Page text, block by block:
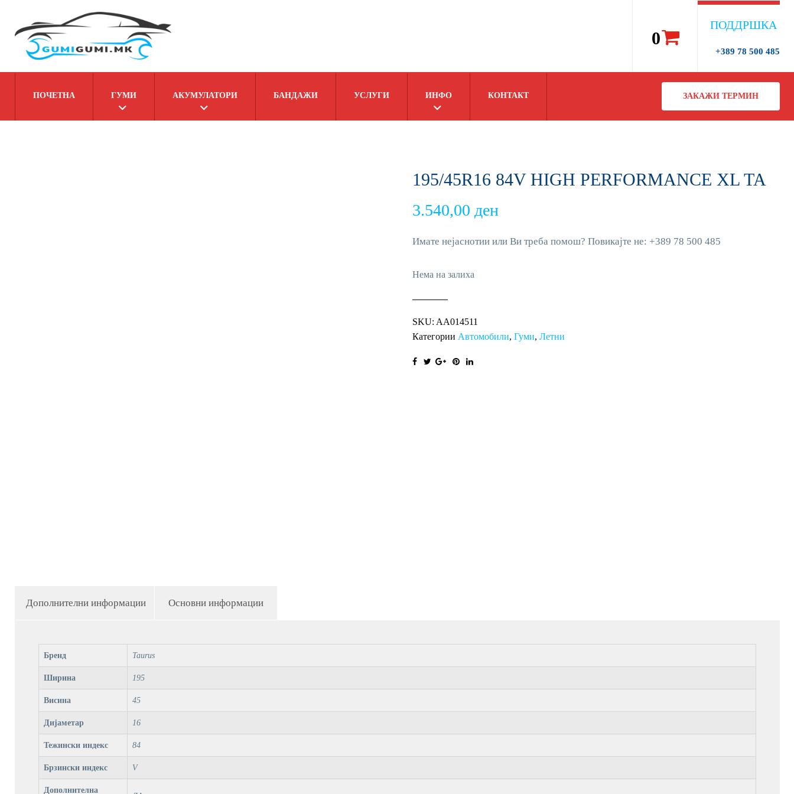
0
ПОДДРШКА
+389 78 500 485
ЗАКАЖИ ТЕРМИН
ПОЧЕТНА ГУМИ АКУМУЛАТОРИ БАНДАЖИ УСЛУГИ ИНФО КОНТАКТ
195/45R16 84V HIGH PERFORMANCE XL TA
3.540,00 ден
Имате нејаснотии или Ви треба помош? Повикајте не: +389 78 500 485
Нема на залиха
SKU: AA014511
Категории Автомобили, Гуми, Летни
Дополнителни информации Основни информации
Бренд Taurus
Ширина 195
Висина 45
Дијаметар 16
Тежински индекс 84
Брзински индекс V
Дополнителна